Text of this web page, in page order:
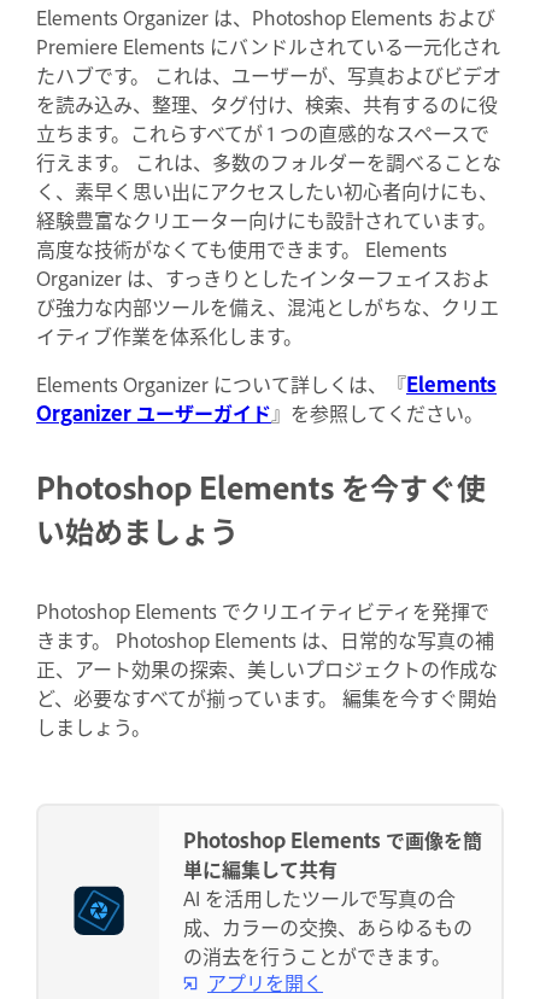
Elements Organizer は、Photoshop Elements および
Premiere Elements にバンドルされている一元化され
たハブです。 これは、ユーザーが、写真およびビデオ
を読み込み、整理、タグ付け、検索、共有するのに役
立ちます。これらすべてが 1 つの直感的なスペースで
行えます。 これは、多数のフォルダーを調べることな
く、素早く思い出にアクセスしたい初心者向けにも、
経験豊富なクリエーター向けにも設計されています。
高度な技術がなくても使用できます。 Elements
Organizer は、すっきりとしたインターフェイスおよ
び強力な内部ツールを備え、混沌としがちな、クリエ
イティブ作業を体系化します。
Elements Organizer について詳しくは、『Elements
Organizer ユーザーガイド』を参照してください。
Photoshop Elements を今すぐ使
い始めましょう
Photoshop Elements でクリエイティビティを発揮で
きます。 Photoshop Elements は、日常的な写真の補
正、アート効果の探索、美しいプロジェクトの作成な
ど、必要なすべてが揃っています。 編集を今すぐ開始
しましょう。
Photoshop Elements で画像を簡
単に編集して共有
AI を活用したツールで写真の合
成、カラーの交換、あらゆるもの
の消去を行うことができます。
アプリを開く